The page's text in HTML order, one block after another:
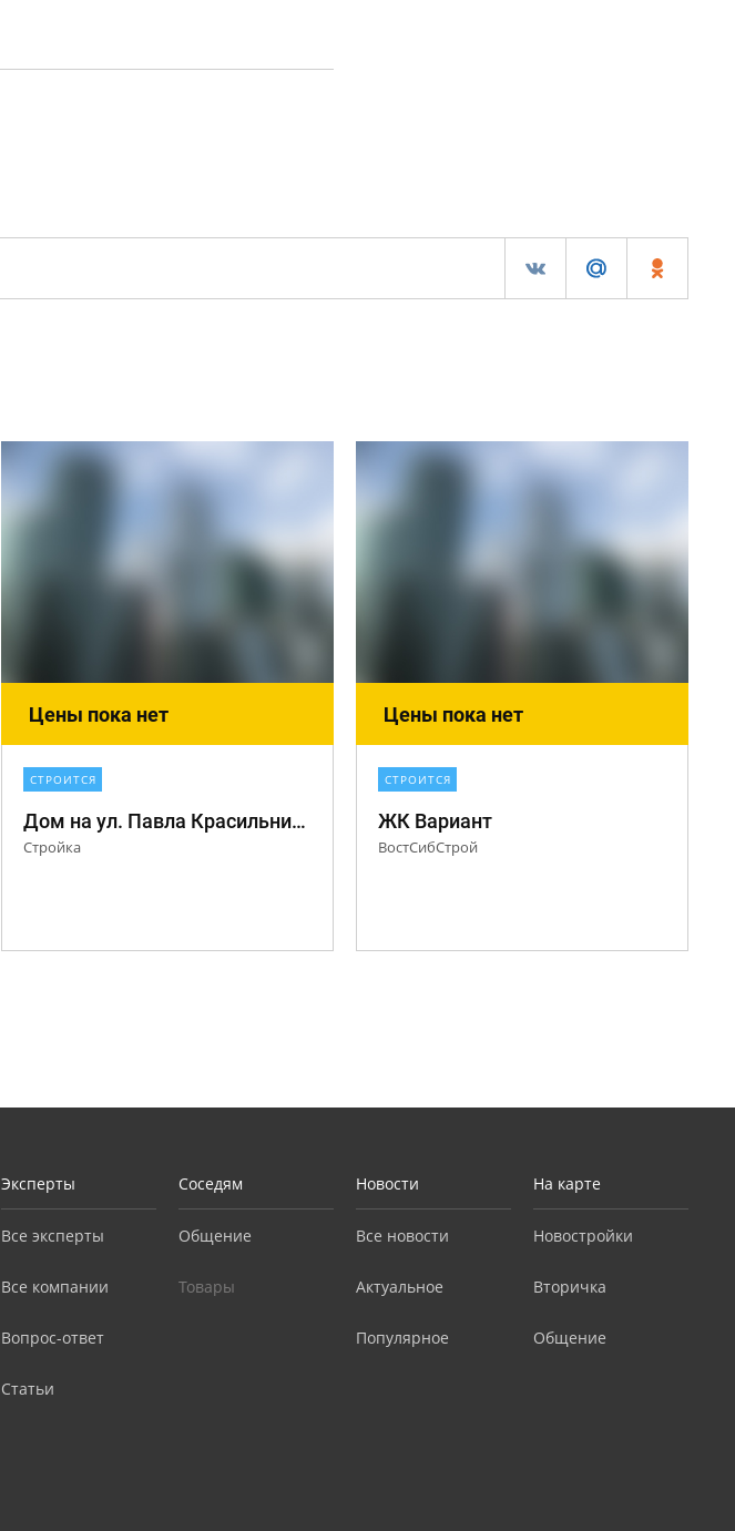
Цены пока нет
СТРОИТСЯ
Дом на ул. Павла Красильникова
Стройка
Цены пока нет
СТРОИТСЯ
ЖК Вариант
ВостСибСтрой
Эксперты
Все эксперты
Все компании
Вопрос-ответ
Статьи
Соседям
Общение
Товары
Новости
Все новости
Актуальное
Популярное
На карте
Новостройки
Вторичка
Общение